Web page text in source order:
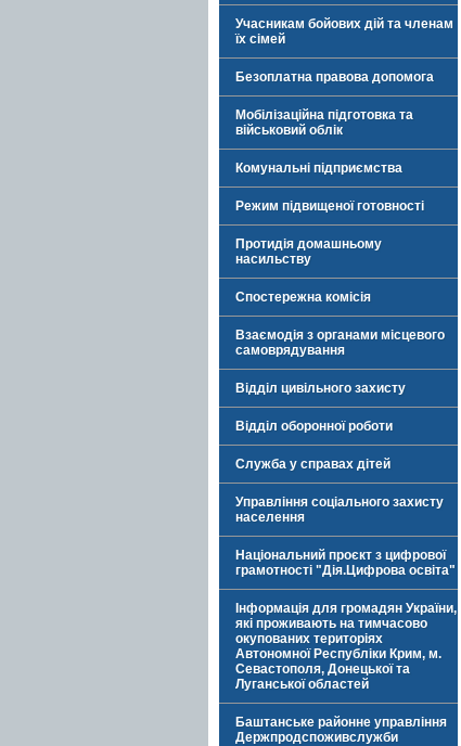
Учасникам бойових дій та членам
їх сімей
Безоплатна правова допомога
Мобілізаційна підготовка та
військовий облік
Комунальні підприємства
Режим підвищеної готовності
Протидія домашньому
насильству
Спостережна комісія
Взаємодія з органами місцевого
самоврядування
Відділ цивільного захисту
Відділ оборонної роботи
Служба у справах дітей
Управління соціального захисту
населення
Національний проєкт з цифрової
грамотності "Дія.Цифрова освіта"
Інформація для громадян України,
які проживають на тимчасово
окупованих територіях
Автономної Республіки Крим, м.
Севастополя, Донецької та
Луганської областей
Баштанське районне управління
Держпродспоживслужби